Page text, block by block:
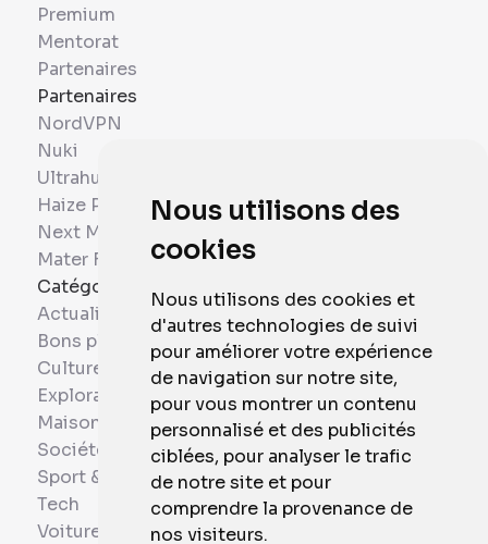
Nous utilisons des
cookies
Nous utilisons des cookies et
d'autres technologies de suivi
pour améliorer votre expérience
de navigation sur notre site,
pour vous montrer un contenu
personnalisé et des publicités
ciblées, pour analyser le trafic
de notre site et pour
comprendre la provenance de
nos visiteurs.
Premium
Mentorat
Partenaires
Partenaires
NordVPN
Nuki
Ultrahuman
Haize Project
Next Mobiles
Mater France
Catégories
Actualités
Bons plans
Culture
Exploration
Maison et Domotique
Société
Sport & Santé
Tech
Voitures